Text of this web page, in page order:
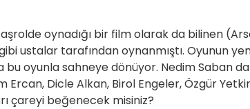
oynadığı bir film olarak da bilinen
ustalar tarafından oynanmıştı. Oyunun
oyunla sahneye dönüyor. Nedim Saban
Dicle Alkan, Birol Engeler, Özgür
çareyi beğenecek misiniz?